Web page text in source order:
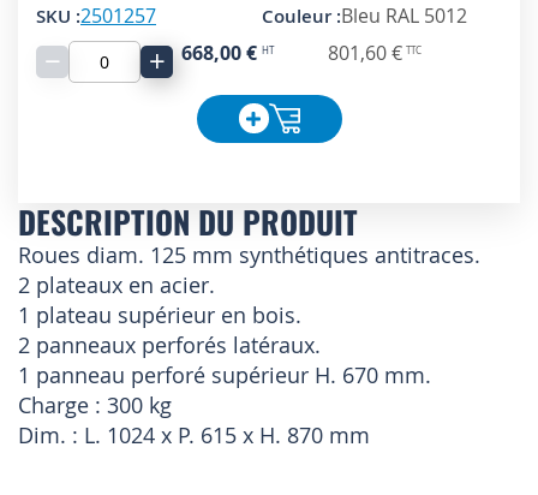
2501257
Bleu RAL 5012
− + 668,00 € 801,60 €
DESCRIPTION DU PRODUIT
Roues diam. 125 mm synthétiques antitraces.
2 plateaux en acier.
1 plateau supérieur en bois.
2 panneaux perforés latéraux.
1 panneau perforé supérieur H. 670 mm.
Charge : 300 kg
Dim. : L. 1024 x P. 615 x H. 870 mm